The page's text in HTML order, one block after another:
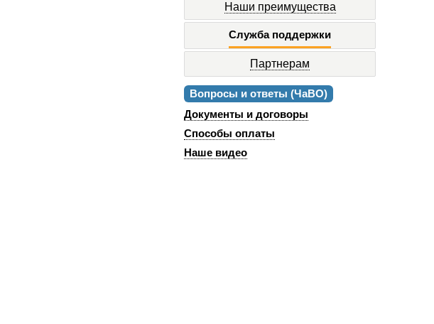
Наши преимущества
Служба поддержки
Партнерам
Вопросы и ответы (ЧаВО)
Документы и договоры
Способы оплаты
Наше видео